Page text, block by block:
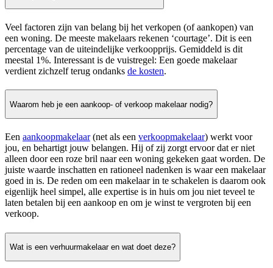
Veel factoren zijn van belang bij het verkopen (of aankopen) van
een woning. De meeste makelaars rekenen ‘courtage’. Dit is een
percentage van de uiteindelijke verkoopprijs. Gemiddeld is dit
meestal 1%. Interessant is de vuistregel: Een goede makelaar
verdient zichzelf terug ondanks de kosten.
Waarom heb je een aankoop- of verkoop makelaar nodig?
Een aankoopmakelaar(net als een verkoopmakelaar) werkt voor
jou, en behartigt jouw belangen. Hij of zij zorgt ervoor dat er niet
alleen door een roze bril naar een woning gekeken gaat worden. De
juiste waarde inschatten en rationeel nadenken is waar een makelaar
goed in is. De reden om een makelaar in te schakelen is daarom ook
eigenlijk heel simpel, alle expertise is in huis om jou niet teveel te
laten betalen bij een aankoop en om je winst te vergroten bij een
verkoop.
Wat is een verhuurmakelaar en wat doet deze?